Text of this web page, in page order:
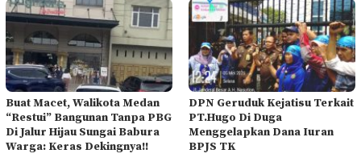
Buat Macet, Walikota Medan
“Restui” Bangunan Tanpa PBG
Di Jalur Hijau Sungai Babura
Warga: Keras Dekingnya!!
DPN Geruduk Kejatisu Terkait
PT.Hugo Di Duga
Menggelapkan Dana Iuran
BPJS TK